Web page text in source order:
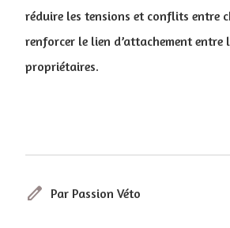
réduire les tensions et conflits entre
renforcer le lien d’attachement entre
propriétaires.
edit Par Passion Véto